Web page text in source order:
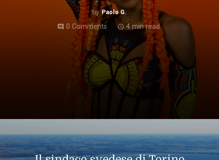
Paolo G.
comment 0 Comments access_time 4 min read